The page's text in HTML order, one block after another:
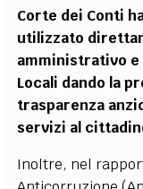
Corte dei Conti
utilizzato
amministrativo e
Locali dando la
trasparenza
servizi al
Inoltre, nel